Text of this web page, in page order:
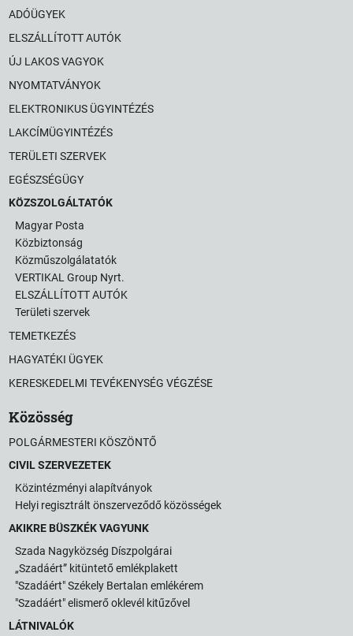
ADÓÜGYEK
ELSZÁLLÍTOTT AUTÓK
ÚJ LAKOS VAGYOK
NYOMTATVÁNYOK
ELEKTRONIKUS ÜGYINTÉZÉS
LAKCÍMÜGYINTÉZÉS
TERÜLETI SZERVEK
EGÉSZSÉGÜGY
KÖZSZOLGÁLTATÓK
Magyar Posta
Közbiztonság
Közműszolgálatatók
VERTIKAL Group Nyrt.
ELSZÁLLÍTOTT AUTÓK
Területi szervek
TEMETKEZÉS
HAGYATÉKI ÜGYEK
KERESKEDELMI TEVÉKENYSÉG VÉGZÉSE
Közösség
POLGÁRMESTERI KÖSZÖNTŐ
CIVIL SZERVEZETEK
Közintézményi alapítványok
Helyi regisztrált önszerveződő közösségek
AKIKRE BÜSZKÉK VAGYUNK
Szada Nagyközség Díszpolgárai
„Szadáért” kitüntető emlékplakett
"Szadáért" Székely Bertalan emlékérem
"Szadáért" elismerő oklevél kitűzővel
LÁTNIVALÓK